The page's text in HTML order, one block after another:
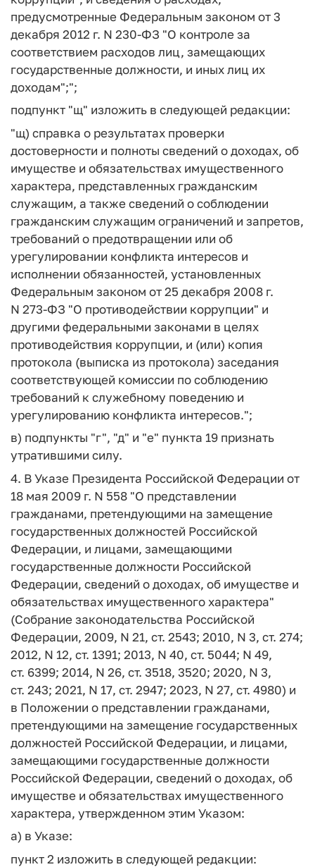
предусмотренные Федеральным законом от 3
декабря 2012 г. N 230-ФЗ "О контроле за
соответствием расходов лиц, замещающих
государственные должности, и иных лиц их
доходам";";
подпункт "щ" изложить в следующей редакции:
"щ) справка о результатах проверки
достоверности и полноты сведений о доходах, об
имуществе и обязательствах имущественного
характера, представленных гражданским
служащим, а также сведений о соблюдении
гражданским служащим ограничений и запретов,
требований о предотвращении или об
урегулировании конфликта интересов и
исполнении обязанностей, установленных
Федеральным законом от 25 декабря 2008 г.
N 273-ФЗ "О противодействии коррупции" и
другими федеральными законами в целях
противодействия коррупции, и (или) копия
протокола (выписка из протокола) заседания
соответствующей комиссии по соблюдению
требований к служебному поведению и
урегулированию конфликта интересов.";
в) подпункты "г", "д" и "е" пункта 19 признать
утратившими силу.
4. В Указе Президента Российской Федерации от
18 мая 2009 г. N 558 "О представлении
гражданами, претендующими на замещение
государственных должностей Российской
Федерации, и лицами, замещающими
государственные должности Российской
Федерации, сведений о доходах, об имуществе и
обязательствах имущественного характера"
(Собрание законодательства Российской
Федерации, 2009, N 21, ст. 2543; 2010, N 3, ст. 274;
2012, N 12, ст. 1391; 2013, N 40, ст. 5044; N 49,
ст. 6399; 2014, N 26, ст. 3518, 3520; 2020, N 3,
ст. 243; 2021, N 17, ст. 2947; 2023, N 27, ст. 4980) и
в Положении о представлении гражданами,
претендующими на замещение государственных
должностей Российской Федерации, и лицами,
замещающими государственные должности
Российской Федерации, сведений о доходах, об
имуществе и обязательствах имущественного
характера, утвержденном этим Указом:
а) в Указе:
пункт 2 изложить в следующей редакции: